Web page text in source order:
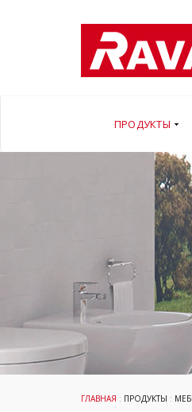
ПРОДУКТЫ
ГЛАВНАЯ : ПРОДУКТЫ :